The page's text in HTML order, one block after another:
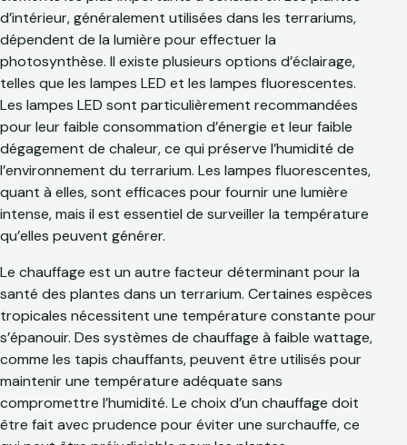
d’intérieur, généralement utilisées dans les terrariums,
dépendent de la lumière pour effectuer la
photosynthèse. Il existe plusieurs options d’éclairage,
telles que les lampes LED et les lampes fluorescentes.
Les lampes LED sont particulièrement recommandées
pour leur faible consommation d’énergie et leur faible
dégagement de chaleur, ce qui préserve l’humidité de
l’environnement du terrarium. Les lampes fluorescentes,
quant à elles, sont efficaces pour fournir une lumière
intense, mais il est essentiel de surveiller la température
qu’elles peuvent générer.
Le chauffage est un autre facteur déterminant pour la
santé des plantes dans un terrarium. Certaines espèces
tropicales nécessitent une température constante pour
s’épanouir. Des systèmes de chauffage à faible wattage,
comme les tapis chauffants, peuvent être utilisés pour
maintenir une température adéquate sans
compromettre l’humidité. Le choix d’un chauffage doit
être fait avec prudence pour éviter une surchauffe, ce